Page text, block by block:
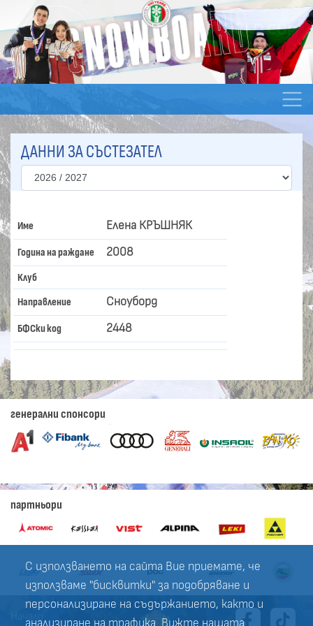
С използването на сайта Вие приемате, че
използваме "бисквитки" за подобряване и
персонализиране на съдържанието, както и
анализиране на трафика. Вижте нашата
ДАННИ ЗА СЪСТЕЗАТЕЛ
Име Елена КРЪШНЯК
Година на раждане 2008
Клуб
Направление Сноуборд
БФСки код 2448
генерални спонсори
партньори